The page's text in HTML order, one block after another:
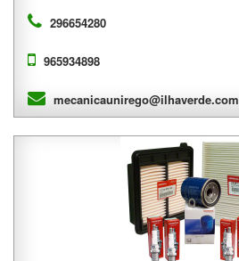
296654280
965934898
mecanicaunirego@ilhaverde.com